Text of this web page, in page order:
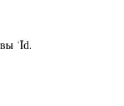
ʿĪd.